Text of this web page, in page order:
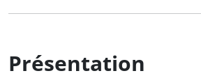
Présentation